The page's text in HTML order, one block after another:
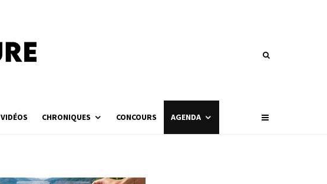
VIDÉOS CHRONIQUES CONCOURS AGENDA